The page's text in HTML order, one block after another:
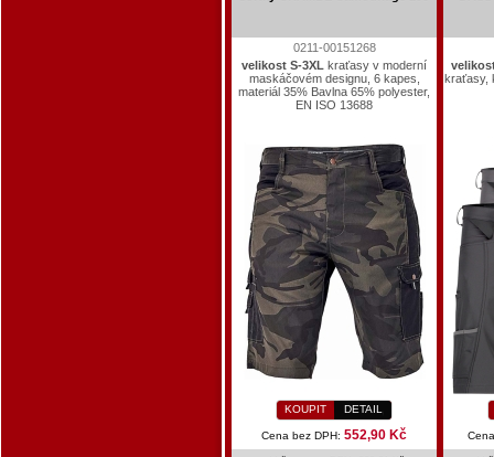
0211-00151268
velikost S-3XL kraťasy v moderní
maskáčovém designu, 6 kapes,
materiál 35% Bavlna 65% polyester,
EN ISO 13688
KOUPIT DETAIL
Cena bez DPH: 552,90 Kč
kraťasy,